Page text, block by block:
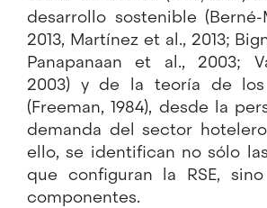
desarrollo sostenible
2013, Martínez et al., 2013;
Panapanaan et al., 2003;
2003) y de la teoría de los
(Freeman, 1984), desde la
demanda del sector
ello, se identifican no sólo
que configuran la RSE,
componentes.